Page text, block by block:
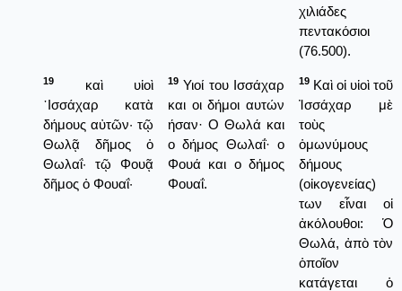
χιλιάδες
πεντακόσιοι
(76.500).
19
καὶ υἱοὶ
᾿Ισσάχαρ κατὰ
δήμους αὐτῶν· τῷ
Θωλᾷ δῆμος ὁ
Θωλαΐ· τῷ Φουᾷ
δῆμος ὁ Φουαΐ·
19 Υιοί του Ισσάχαρ
και οι δήμοι αυτών
ήσαν· Ο Θωλά και
ο δήμος Θωλαΐ· ο
Φουά και ο δήμος
Φουαΐ.
19 Καὶ οἱ υἱοὶ τοῦ
Ἰσσάχαρ μὲ
τοὺς
ὁμωνύμους
δήμους
(οἰκογενείας)
των εἶναι οἱ
ἀκόλουθοι: Ὁ
Θωλά, ἀπὸ τὸν
ὁποῖον
κατάγεται ὁ